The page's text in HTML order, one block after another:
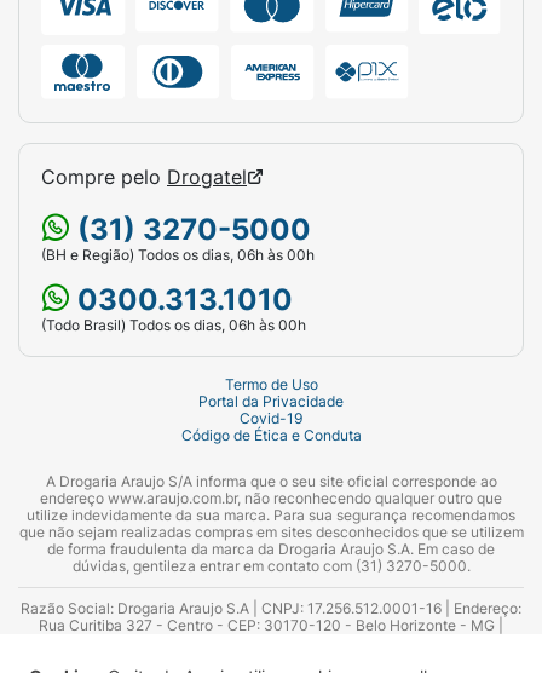
Compre pelo Drogatel
(31) 3270-5000
(BH e Região) Todos os dias, 06h às 00h
0300.313.1010
(Todo Brasil) Todos os dias, 06h às 00h
Termo de Uso
Portal da Privacidade
Covid-19
Código de Ética e Conduta
A Drogaria Araujo S/A informa que o seu site oficial corresponde ao
endereço www.araujo.com.br, não reconhecendo qualquer outro que
utilize indevidamente da sua marca. Para sua segurança recomendamos
que não sejam realizadas compras em sites desconhecidos que se utilizem
de forma fraudulenta da marca da Drogaria Araujo S.A. Em caso de
dúvidas, gentileza entrar em contato com (31) 3270-5000.
Razão Social: Drogaria Araujo S.A | CNPJ: 17.256.512.0001-16 | Endereço:
Rua Curitiba 327 - Centro - CEP: 30170-120 - Belo Horizonte - MG |